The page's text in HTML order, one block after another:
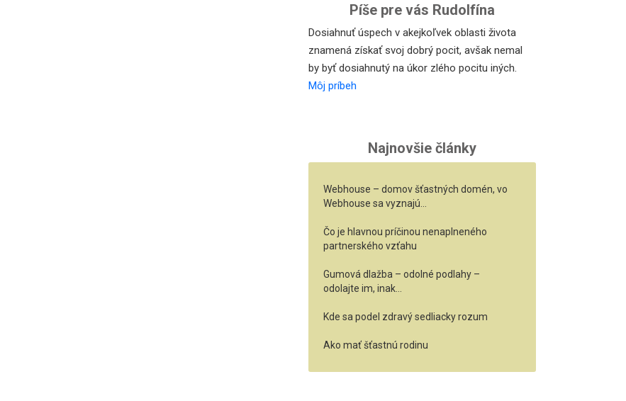
Píše pre vás Rudolfína
Dosiahnuť úspech v akejkoľvek oblasti života
znamená získať svoj dobrý pocit, avšak nemal
by byť dosiahnutý na úkor zlého pocitu iných.
Môj príbeh
Najnovšie články
Webhouse – domov šťastných domén, vo
Webhouse sa vyznajú…
Čo je hlavnou príčinou nenaplneného
partnerského vzťahu
Gumová dlažba – odolné podlahy –
odolajte im, inak…
Kde sa podel zdravý sedliacky rozum
Ako mať šťastnú rodinu